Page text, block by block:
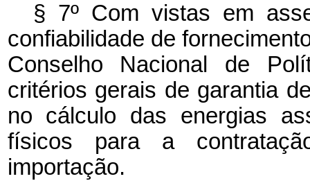
§ 7º Com vistas em
confiabilidade de
Conselho Nacional de
critérios gerais de garantia
no cálculo das energias
físicos para a
importação.